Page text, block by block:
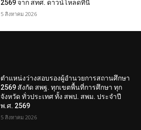
2569 จาก สทศ. ดาวน์โหลดที่นี่
5 สิงหาคม 2026
ตำแหน่งว่างสอบรองผู้อำนวยการสถานศึกษา
2569 สังกัด สพฐ. ทุกเขตพื้นที่การศึกษา ทุก
จังหวัด ทั่วประเทศ ทั้ง สพป. สพม. ประจำปี
พ.ศ. 2569
5 สิงหาคม 2026